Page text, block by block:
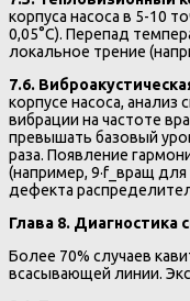
корпуса насоса в 5-10
0,05°C). Перепад
локальное трение
7.6.
корпусе насоса, анализ
вибрации на частоте
превышать базовый
раза. Появление
(например, 9·f_вращ
дефекта
Глава 8. Диагностика
Более 70% случаев
всасывающей линии.